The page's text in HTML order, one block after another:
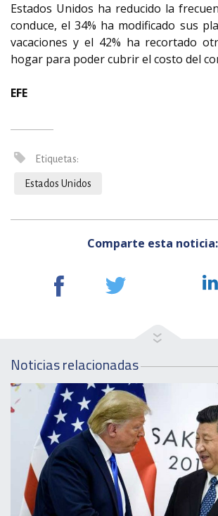
Estados Unidos ha reducido la
conduce, el 34% ha modificado sus
vacaciones y el 42% ha recortado
hogar para poder cubrir el costo del
EFE
Etiquetas:
Estados Unidos
Comparte esta noticia:
Noticias relacionadas